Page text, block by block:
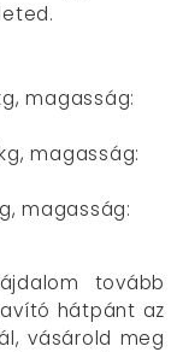
magasság:
magasság:
magasság:
tovább
hátpánt az
vásárold meg